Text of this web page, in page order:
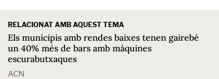
RELACIONAT AMB AQUEST TEMA
Els municipis amb rendes baixes tenen gairebé
un 40% més de bars amb màquines
escurabutxaques
ACN